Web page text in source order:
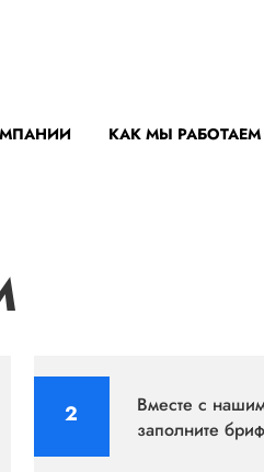
КАК МЫ РАБОТАЕМ
Вместе с
заполните бриф